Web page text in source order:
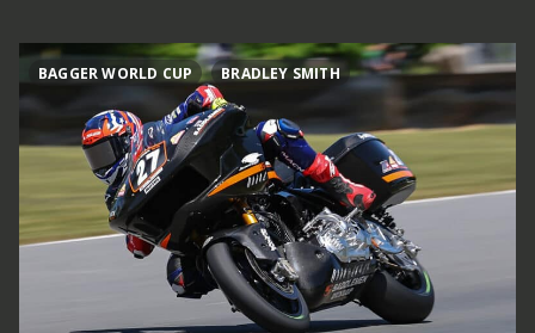
BAGGER WORLD CUP BRADLEY SMITH